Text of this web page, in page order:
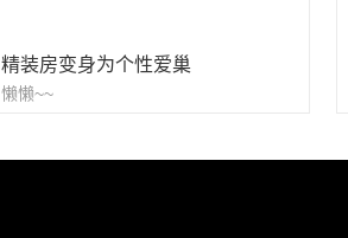
精装房变身为个性爱巢
懒懒~~